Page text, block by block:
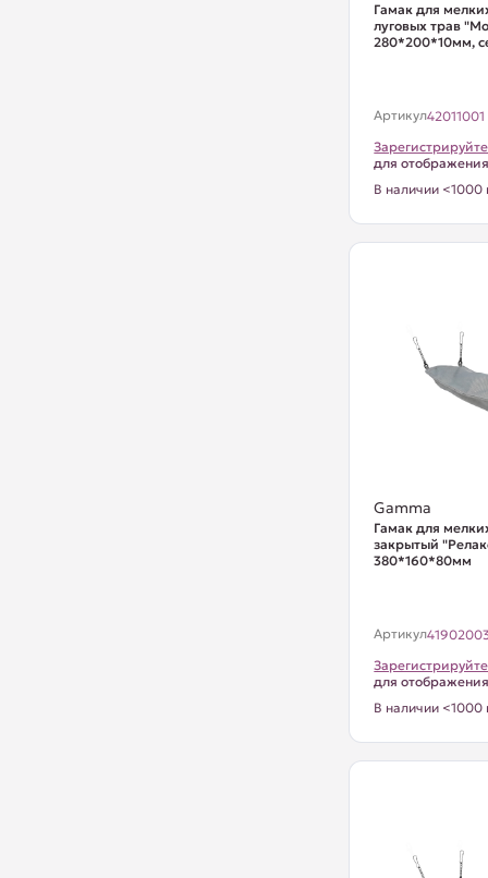
Гамак для
луговых трав
280*200*10мм,
Артикул42011001
для
В наличии <1000
Gamma
Гамак для
закрытый
380*160*80мм
Артикул
для
В наличии <1000